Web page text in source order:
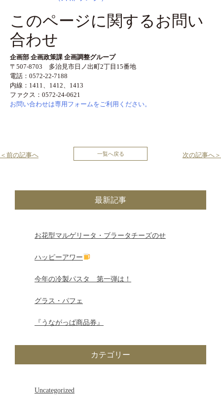
このページに関するお問い
合わせ
企画部 企画政策課 企画調整グループ
〒507-8703 多治見市日ノ出町2丁目15番地
電話：0572-22-7188
内線：1411、1412、1413
ファクス：0572-24-0621
お問い合わせは専用フォームをご利用ください。
投
ナ
ビ
＜前の記事へ 次の記事へ＞
一覧へ戻る
最新記事
お花型マルゲリータ・ブラータチーズのせ
ハッピーアワー
今年の冷製パスタ 第一弾は！
グラス・パフェ
『うながっぱ商品券』
カテゴリー
Uncategorized